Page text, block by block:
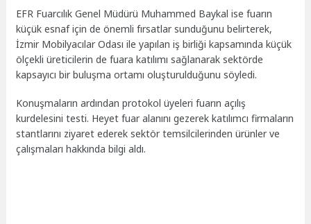
EFR Fuarcılık Genel Müdürü Muhammed Baykal ise fuarın
küçük esnaf için de önemli fırsatlar sunduğunu belirterek,
İzmir Mobilyacılar Odası ile yapılan iş birliği kapsamında küçük
ölçekli üreticilerin de fuara katılımı sağlanarak sektörde
kapsayıcı bir buluşma ortamı oluşturulduğunu söyledi.
Konuşmaların ardından protokol üyeleri fuarın açılış
kurdelesini testi. Heyet fuar alanını gezerek katılımcı firmaların
stantlarını ziyaret ederek sektör temsilcilerinden ürünler ve
çalışmaları hakkında bilgi aldı.